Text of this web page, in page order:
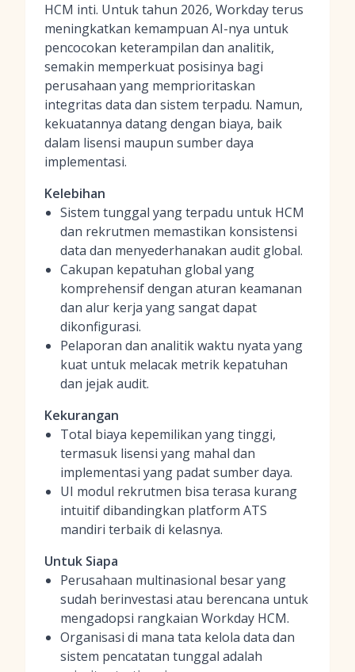
HCM inti. Untuk tahun 2026, Workday terus
meningkatkan kemampuan AI-nya untuk
pencocokan keterampilan dan analitik,
semakin memperkuat posisinya bagi
perusahaan yang memprioritaskan
integritas data dan sistem terpadu. Namun,
kekuatannya datang dengan biaya, baik
dalam lisensi maupun sumber daya
implementasi.
Kelebihan
Sistem tunggal yang terpadu untuk HCM
dan rekrutmen memastikan konsistensi
data dan menyederhanakan audit global.
Cakupan kepatuhan global yang
komprehensif dengan aturan keamanan
dan alur kerja yang sangat dapat
dikonfigurasi.
Pelaporan dan analitik waktu nyata yang
kuat untuk melacak metrik kepatuhan
dan jejak audit.
Kekurangan
Total biaya kepemilikan yang tinggi,
termasuk lisensi yang mahal dan
implementasi yang padat sumber daya.
UI modul rekrutmen bisa terasa kurang
intuitif dibandingkan platform ATS
mandiri terbaik di kelasnya.
Untuk Siapa
Perusahaan multinasional besar yang
sudah berinvestasi atau berencana untuk
mengadopsi rangkaian Workday HCM.
Organisasi di mana tata kelola data dan
sistem pencatatan tunggal adalah